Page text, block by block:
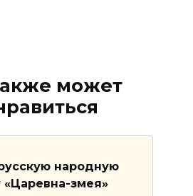
может
народную
«Царевна-змея»